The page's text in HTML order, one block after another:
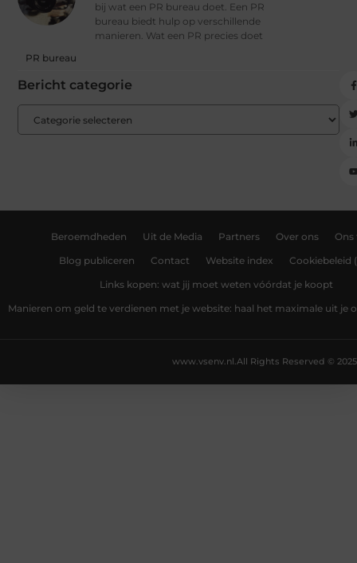
bij wat een PR bureau doet. Een PR
bureau biedt hulp op verschillende
manieren. Wat een PR precies doet
PR bureau
Bericht categorie
Beroemdheden Uit de Media Partners Over ons Ons
Blog publiceren Contact Website index Cookiebeleid
Links kopen: wat jij moet weten vóórdat je koopt
Manieren om geld te verdienen met je website: haal het maximale uit je
All Rights Reserved © 2025
www.vsenv.nl.